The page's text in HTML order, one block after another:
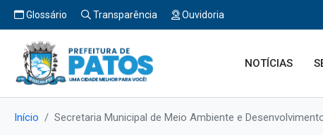
Glossário Transparência Ouvidoria
NOTÍCIAS
Início Secretaria Municipal de Meio Ambiente e